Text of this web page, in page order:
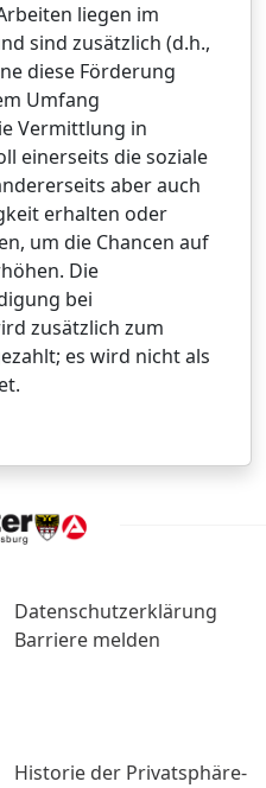
liegen im
sind zusätzlich (d.h.,
diese Förderung
Umfang
Vermittlung in
einerseits die soziale
aber auch
erhalten oder
um die Chancen auf
Die
bei
zusätzlich zum
es wird nicht als
Datenschutzerklärung
Barriere melden
Historie der Privatsphäre-